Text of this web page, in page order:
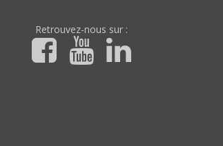
Retrouvez-nous sur :